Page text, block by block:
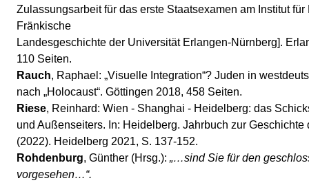
Zulassungsarbeit für das erste Staatsexamen am Institut
Fränkische
Landesgeschichte der Universität Erlangen-Nürnberg].
110 Seiten.
Rauch, Raphael: „Visuelle Integration“? Juden in
nach „Holocaust“. Göttingen 2018, 458 Seiten.
Riese, Reinhard: Wien - Shanghai - Heidelberg: das
und Außenseiters. In: Heidelberg. Jahrbuch zur Geschichte
(2022). Heidelberg 2021, S. 137-152.
Rohdenburg, Günther (Hrsg.): „…sind Sie für den
vorgesehen…“.